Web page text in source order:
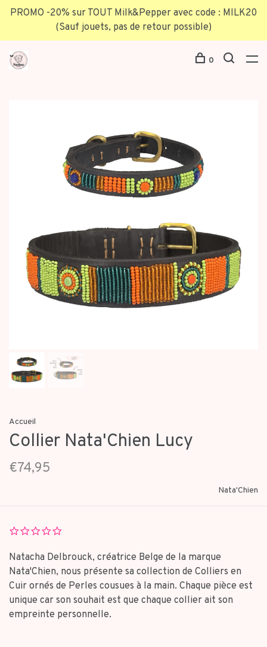
PROMO -20% sur TOUT Milk&Pepper avec code : MILK20
(Sauf jouets, pas de retour possible)
0
Accueil
Collier Nata'Chien Lucy
€74,95
Nata'Chien
rating
Natacha Delbrouck, créatrice Belge de la marque
Nata'Chien, nous présente sa collection de Colliers en
Cuir ornés de Perles cousues à la main. Chaque pièce est
unique car son souhait est que chaque collier ait son
empreinte personnelle.